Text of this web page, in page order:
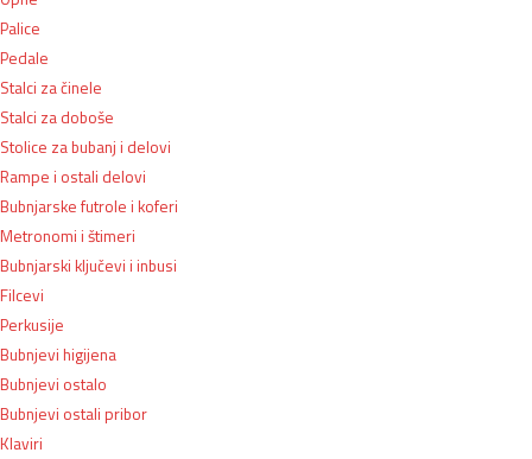
Palice
Pedale
Stalci za činele
Stalci za doboše
Stolice za bubanj i delovi
Rampe i ostali delovi
Bubnjarske futrole i koferi
Metronomi i štimeri
Bubnjarski ključevi i inbusi
Filcevi
Perkusije
Bubnjevi higijena
Bubnjevi ostalo
Bubnjevi ostali pribor
Klaviri